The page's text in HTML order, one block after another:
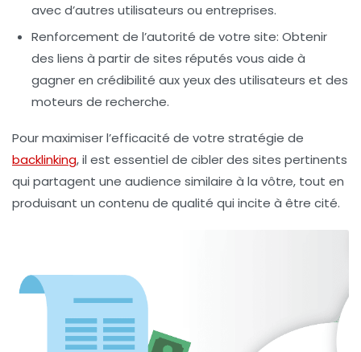
avec d’autres utilisateurs ou entreprises.
Renforcement de l’autorité de votre site: Obtenir
des liens à partir de sites réputés vous aide à
gagner en crédibilité aux yeux des utilisateurs et des
moteurs de recherche.
Pour maximiser l’efficacité de votre stratégie de
backlinking, il est essentiel de cibler des sites pertinents
qui partagent une audience similaire à la vôtre, tout en
produisant un contenu de qualité qui incite à être cité.